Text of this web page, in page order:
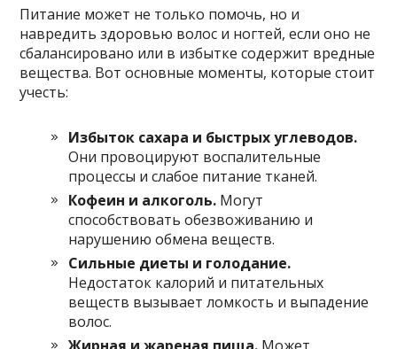
Питание может не только помочь, но и
навредить здоровью волос и ногтей, если оно не
сбалансировано или в избытке содержит вредные
вещества. Вот основные моменты, которые стоит
учесть:
Избыток сахара и быстрых углеводов.
Они провоцируют воспалительные
процессы и слабое питание тканей.
Кофеин и алкоголь. Могут
способствовать обезвоживанию и
нарушению обмена веществ.
Сильные диеты и голодание.
Недостаток калорий и питательных
веществ вызывает ломкость и выпадение
волос.